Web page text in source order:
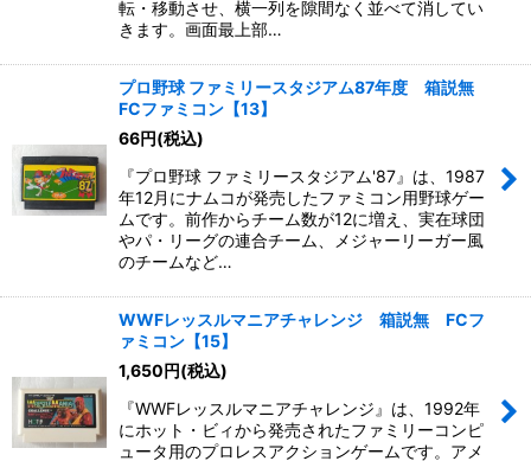
転・移動させ、横一列を隙間なく並べて消してい
きます。画面最上部…
プロ野球 ファミリースタジアム87年度 箱説無
FCファミコン【13】
66円(税込)
『プロ野球 ファミリースタジアム'87』は、1987
年12月にナムコが発売したファミコン用野球ゲー
ムです。前作からチーム数が12に増え、実在球団
やパ・リーグの連合チーム、メジャーリーガー風
のチームなど…
WWFレッスルマニアチャレンジ 箱説無 FCフ
ァミコン【15】
1,650円(税込)
『WWFレッスルマニアチャレンジ』は、1992年
にホット・ビィから発売されたファミリーコンピ
ュータ用のプロレスアクションゲームです。アメ